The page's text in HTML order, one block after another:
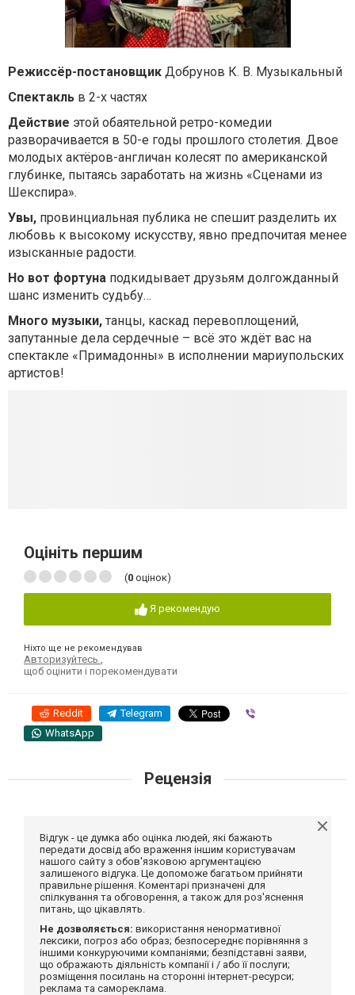
Режиссёр-постановщик Добрунов К. В. Музыкальный
Спектакль в 2-х частях
Действие этой обаятельной ретро-комедии
разворачивается в 50-е годы прошлого столетия. Двое
молодых актёров-англичан колесят по американской
глубинке, пытаясь заработать на жизнь «Сценами из
Шекспира».
Увы, провинциальная публика не спешит разделить их
любовь к высокому искусству, явно предпочитая менее
изысканные радости.
Но вот фортуна подкидывает друзьям долгожданный
шанс изменить судьбу…
Много музыки, танцы, каскад перевоплощений,
запутанные дела сердечные – всё это ждёт вас на
спектакле «Примадонны» в исполнении мариупольских
артистов!
Оцініть першим
(0 оцінок)
Я рекомендую
Ніхто ще не рекомендував
Авторизуйтесь
щоб оцінити і порекомендувати
Reddit Telegram
WhatsApp
Рецензія
Відгук - це думка або оцінка людей, які бажають
передати досвід або враження іншим користувачам
нашого сайту з обов'язковою аргументацією
залишеного відгука. Це допоможе багатьом прийняти
правильне рішення. Коментарі призначені для
спілкування та обговорення, а також для роз'яснення
питань, що цікавлять.
Не дозволяється: використання ненормативної
лексики, погроз або образ; безпосереднє порівняння з
іншими конкуруючими компаніями; безпідставні заяви,
що ображають діяльність компанії і / або її послуги;
розміщення посилань на сторонні інтернет-ресурси;
реклама та самореклама.